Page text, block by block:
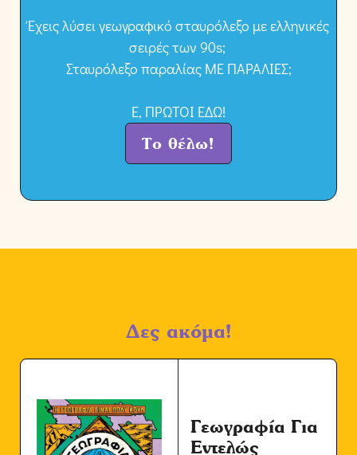
Έχεις λύσει γεωγραφικό σταυρόλεξο με ελληνικές
σειρές των 90s;
Σταυρόλεξο παραλίας ΜΕ ΠΑΡΑΛΙΕΣ;
Ε, ΠΡΩΤΟΙ ΕΔΩ!
Το θέλω!
Δες ακόμα!
Γεωγραφία Για
Εντελώς